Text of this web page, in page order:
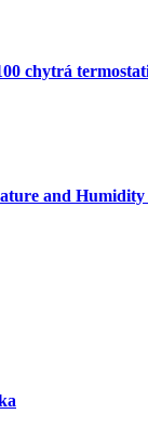
chytrá
and